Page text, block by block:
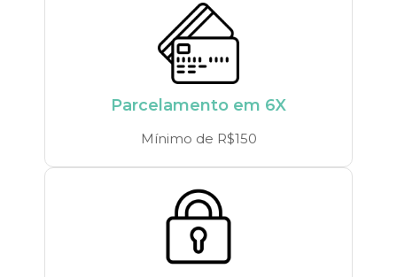
Parcelamento em 6X
Mínimo de R$150